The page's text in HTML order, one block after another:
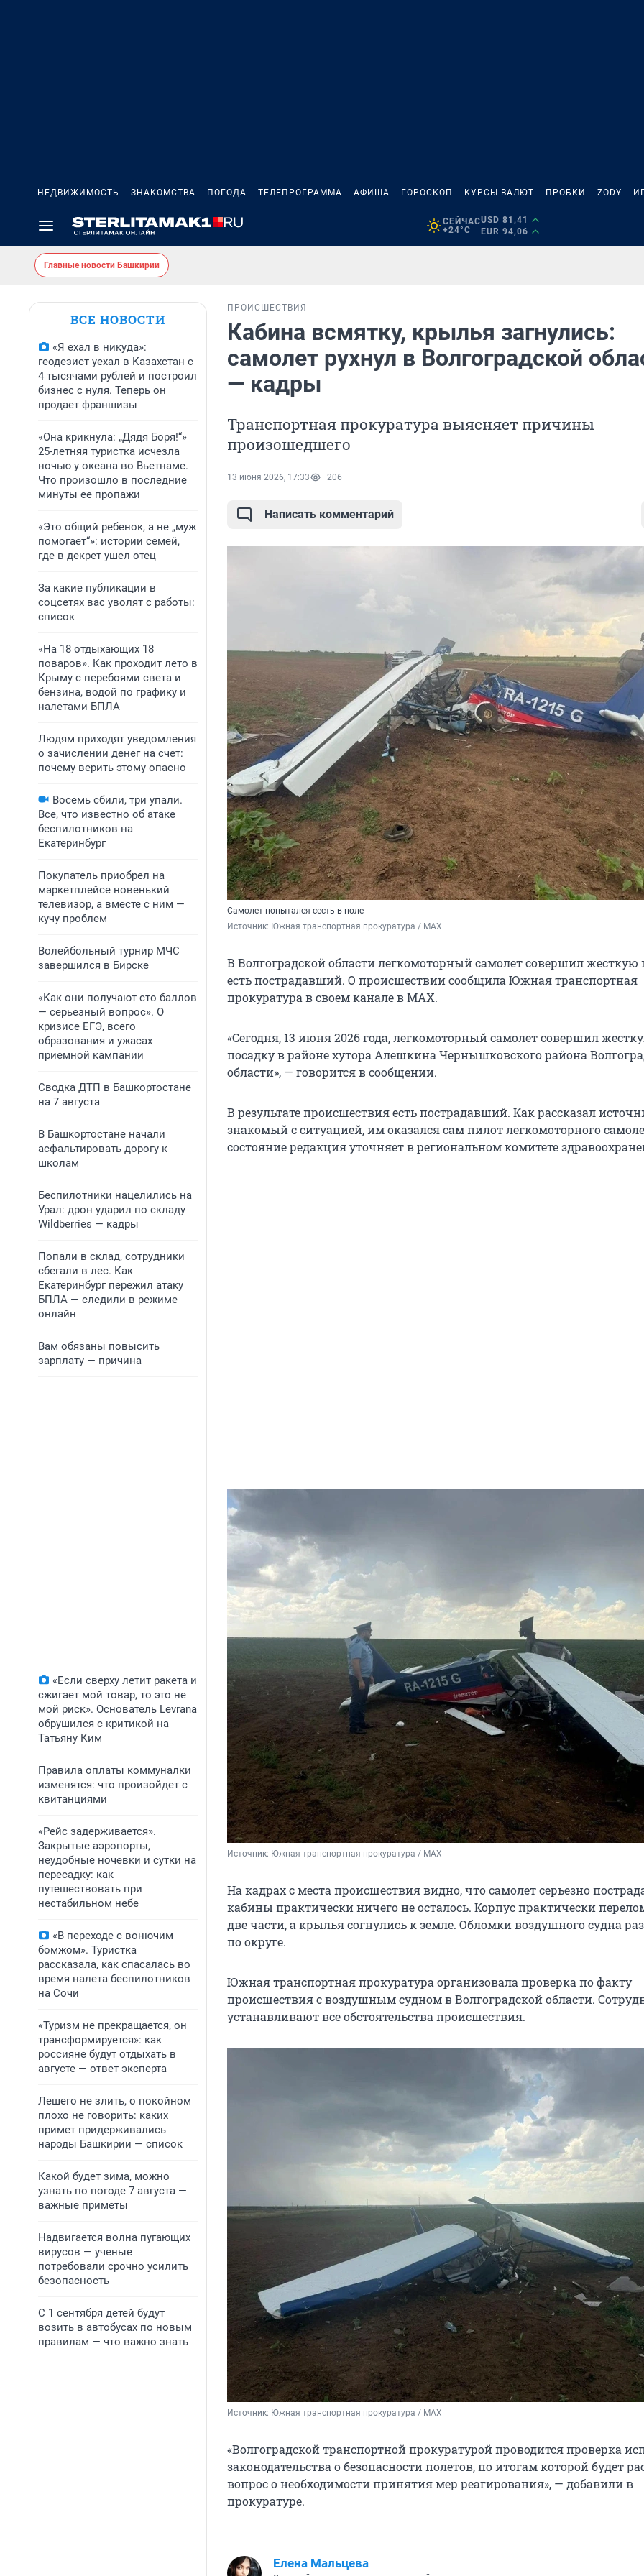
НЕДВИЖИМОСТЬ ЗНАКОМСТВА ПОГОДА ТЕЛЕПРОГРАММА АФИША ГОРОСКОП КУРСЫ ВАЛЮТ ПРОБКИ ZODY
СЕЙЧАС
+24°C
USD 81,41
EUR 94,06
Главные новости Башкирии
ВСЕ НОВОСТИ
«Я ехал в никуда»:
геодезист уехал в Казахстан с
4 тысячами рублей и построил
бизнес с нуля. Теперь он
продает франшизы
«Она крикнула: „Дядя Боря!“»
25-летняя туристка исчезла
ночью у океана во Вьетнаме.
Что произошло в последние
минуты ее пропажи
«Это общий ребенок, а не „муж
помогает“»: истории семей,
где в декрет ушел отец
За какие публикации в
соцсетях вас уволят с работы:
список
«На 18 отдыхающих 18
поваров». Как проходит лето в
Крыму с перебоями света и
бензина, водой по графику и
налетами БПЛА
Людям приходят уведомления
о зачислении денег на счет:
почему верить этому опасно
Восемь сбили, три упали.
Все, что известно об атаке
беспилотников на
Екатеринбург
Покупатель приобрел на
маркетплейсе новенький
телевизор, а вместе с ним —
кучу проблем
Волейбольный турнир МЧС
завершился в Бирске
«Как они получают сто баллов
— серьезный вопрос». О
кризисе ЕГЭ, всего
образования и ужасах
приемной кампании
Сводка ДТП в Башкортостане
на 7 августа
В Башкортостане начали
асфальтировать дорогу к
школам
Беспилотники нацелились на
Урал: дрон ударил по складу
Wildberries — кадры
Попали в склад, сотрудники
сбегали в лес. Как
Екатеринбург пережил атаку
БПЛА — следили в режиме
онлайн
Вам обязаны повысить
зарплату — причина
«Если сверху летит ракета и
сжигает мой товар, то это не
мой риск». Основатель Levrana
обрушился с критикой на
Татьяну Ким
Правила оплаты коммуналки
изменятся: что произойдет с
квитанциями
«Рейс задерживается».
Закрытые аэропорты,
неудобные ночевки и сутки на
пересадку: как
путешествовать при
нестабильном небе
«В переходе с вонючим
бомжом». Туристка
рассказала, как спасалась во
время налета беспилотников
на Сочи
«Туризм не прекращается, он
трансформируется»: как
россияне будут отдыхать в
августе — ответ эксперта
Лешего не злить, о покойном
плохо не говорить: каких
примет придерживались
народы Башкирии — список
Какой будет зима, можно
узнать по погоде 7 августа —
важные приметы
Надвигается волна пугающих
вирусов — ученые
потребовали срочно усилить
безопасность
С 1 сентября детей будут
возить в автобусах по новым
правилам — что важно знать
ПРОИСШЕСТВИЯ
Кабина всмятку, крылья загнулись:
самолет рухнул в Волгоградской
— кадры
Транспортная прокуратура выясняет причины
произошедшего
13 июня 2026, 17:33 206
Написать комментарий
Самолет попытался сесть в поле
Источник: Южная транспортная прокуратура / MAX
В Волгоградской области легкомоторный самолет совершил жесткую
есть пострадавший. О происшествии сообщила Южная транспортная
прокуратура в своем канале в MAX.
«Сегодня, 13 июня 2026 года, легкомоторный самолет совершил
посадку в районе хутора Алешкина Чернышковского района
области», — говорится в сообщении.
В результате происшествия есть пострадавший. Как рассказал
знакомый с ситуацией, им оказался сам пилот легкомоторного
состояние редакция уточняет в региональном комитете
Источник: Южная транспортная прокуратура / MAX
На кадрах с места происшествия видно, что самолет серьезно
кабины практически ничего не осталось. Корпус практически
две части, а крылья согнулись к земле. Обломки воздушного судна
по округе.
Южная транспортная прокуратура организовала проверка по факту
происшествия с воздушным судном в Волгоградской области.
устанавливают все обстоятельства происшествия.
Источник: Южная транспортная прокуратура / MAX
«Волгоградской транспортной прокуратурой проводится проверка
законодательства о безопасности полетов, по итогам которой будет
вопрос о необходимости принятия мер реагирования», — добавили в
прокуратуре.
Елена Мальцева